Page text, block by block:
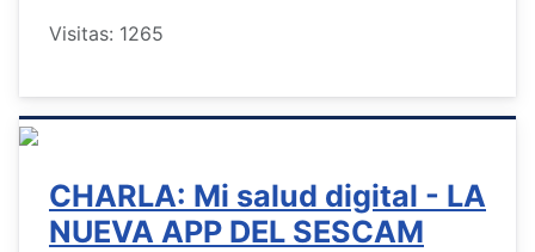
Visitas: 1265
CHARLA: Mi salud digital - LA
NUEVA APP DEL SESCAM